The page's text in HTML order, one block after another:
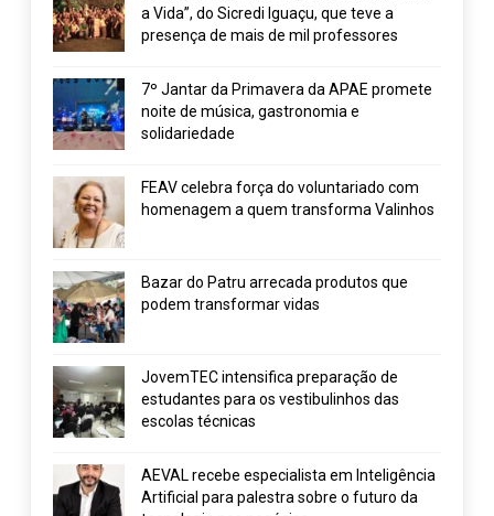
a Vida”, do Sicredi Iguaçu, que teve a
presença de mais de mil professores
7º Jantar da Primavera da APAE promete
noite de música, gastronomia e
solidariedade
FEAV celebra força do voluntariado com
homenagem a quem transforma Valinhos
Bazar do Patru arrecada produtos que
podem transformar vidas
JovemTEC intensifica preparação de
estudantes para os vestibulinhos das
escolas técnicas
AEVAL recebe especialista em Inteligência
Artificial para palestra sobre o futuro da